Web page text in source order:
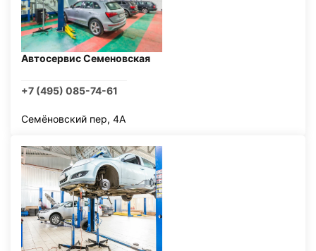
Автосервис Семеновская
+7 (495) 085-74-61
Семёновский пер, 4А